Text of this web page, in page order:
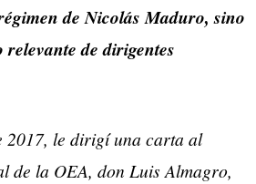
de Nicolás Maduro, sino
de dirigentes
2017, le dirigí una carta al
de la OEA, don Luis Almagro,